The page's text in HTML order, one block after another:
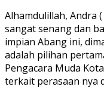
Alhamdulillah, Andra
sangat senang dan
impian Abang ini,
adalah pilihan
Pengacara Muda
terkait perasaan nya